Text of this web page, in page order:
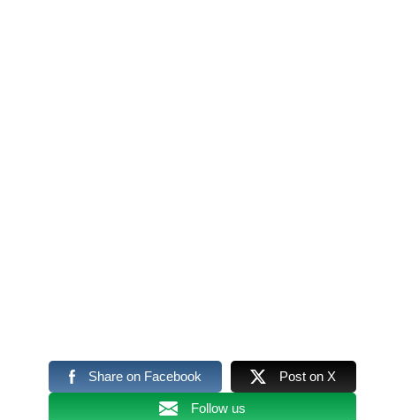
Share on Facebook Post on X
Follow us